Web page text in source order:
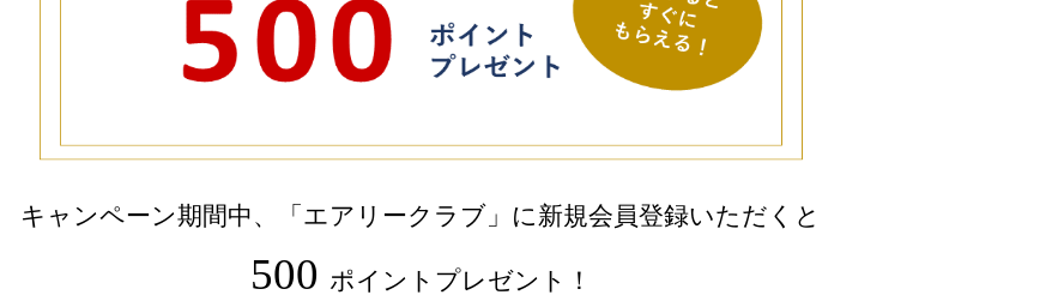
キャンペーン期間中、「エアリークラブ」に新規会員登録いただくと
500 ポイントプレゼント！